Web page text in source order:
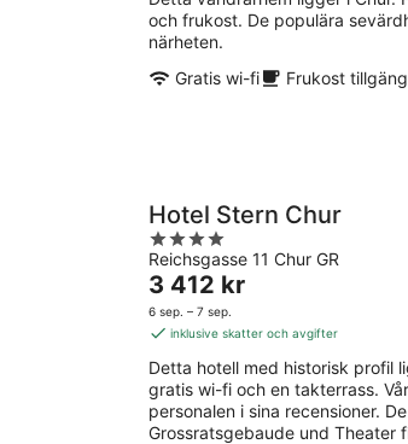
natt
och frukost. De populära
närheten.
Gratis wi-fi
Frukost
Hotel Stern Chur
4
out
of
5
Reichsgasse 11 Chur GR
Priset
är
3 412 kr
natt
3 412 kr
6 sep. – 7 sep.
inklusive skatter och avgifter
Detta hotell med historisk profil
gratis wi-fi och en takterrass.
personalen i sina recensioner.
Grossratsgebaude und Theater